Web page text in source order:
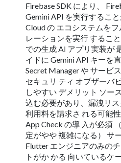
Firebase SDK により、
Gemini API を実行するこ
Cloud の エコシステムを
レーションを実行 するこ
での生成 AI アプリ実装が
イドに Gemini API キーを
Secret Manager や サービ
セキュリ ティ オブザーバ
しやすい デメリット ソー
込む必要があり、漏洩リ
利用料を請求さ れる可能
App Check の導 入が必須
定がやや 複雑になる） サ
Flutter エンジニアのみの
トがか かる 向いているケ